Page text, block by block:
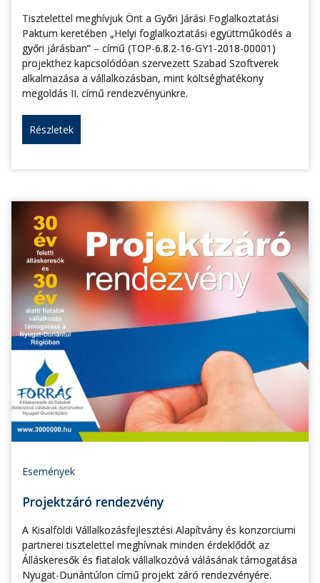
Tisztelettel meghívjuk Önt a Győri Járási Foglalkoztatási
Paktum keretében „Helyi foglalkoztatási együttműködés a
győri járásban” – című (TOP-6.8.2-16-GY1-2018-00001)
projekthez kapcsolódóan szervezett Szabad Szoftverek
alkalmazása a vállalkozásban, mint költséghatékony
megoldás II. című rendezvényünkre.
Részletek
Események
Projektzáró rendezvény
A Kisalföldi Vállalkozásfejlesztési Alapítvány és konzorciumi
partnerei tisztelettel meghívnak minden érdeklődőt az
Álláskeresők és fiatalok vállalkozóvá válásának támogatása
Nyugat-Dunántúlon című projekt záró rendezvényére.